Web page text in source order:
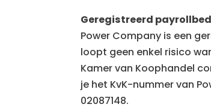
Geregistreerd payrollbe
Power Company is een
loopt geen enkel risico
Kamer van Koophandel
je het KvK-nummer van
02087148.